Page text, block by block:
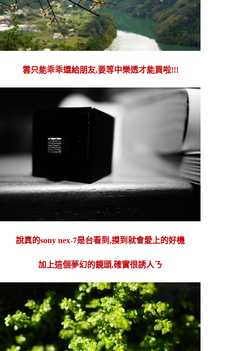
雲只能乖乖還給朋友,要等中樂透才能買啦!!!
說真的sony nex-7是台看到,摸到就會愛上的好機
加上這個夢幻的鏡頭,確實很誘人ㄋ